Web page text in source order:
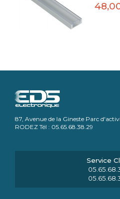
87, Avenue de la Gineste Parc
RODEZ Tél : 05.65.68.38.29